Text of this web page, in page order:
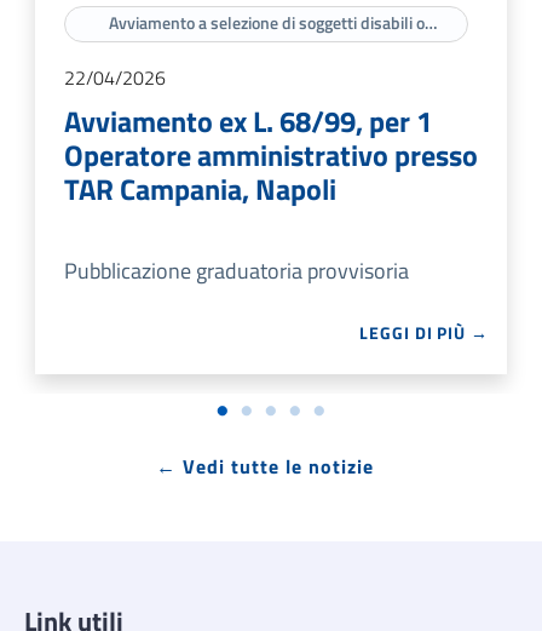
Avviamento a selezione di soggetti disabili o
appartenenti a categorie protette di cui agli artt. 3 e
22/04/2026
Avviamento ex L. 68/99, per 1
Operatore amministrativo presso
TAR Campania, Napoli
Pubblicazione graduatoria provvisoria
LEGGI DI PIÙ →
← Vedi tutte le notizie
Link utili